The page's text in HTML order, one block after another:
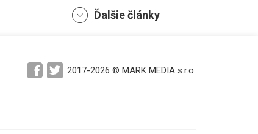
Košický magistrát
pokračuje vo
Ďalšie články
2017-2026 © MARK MEDIA s.r.o.